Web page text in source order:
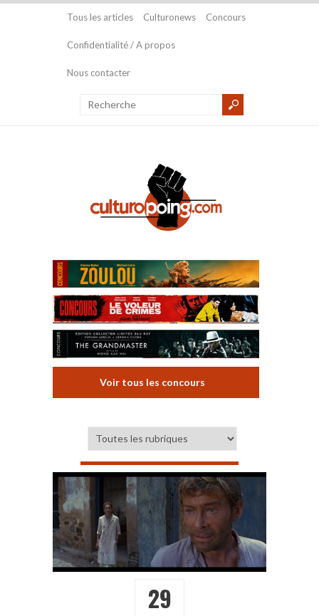
Tous les articles Culturonews Concours
Confidentialité / A propos
Nous contacter
Voir tous les concours
29